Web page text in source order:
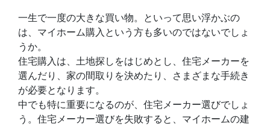
一生で一度の大きな買い物。といって思い浮かぶの
は、マイホーム購入という方も多いのではないでしょ
うか。
住宅購入は、土地探しをはじめとし、住宅メーカーを
選んだり、家の間取りを決めたり、さまざまな手続き
が必要となります。
中でも特に重要になるのが、住宅メーカー選びでしょ
う。住宅メーカー選びを失敗すると、マイホームの建